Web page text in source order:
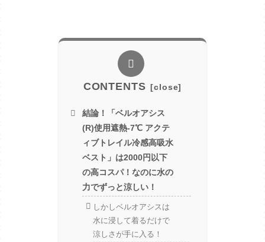
CONTENTS
結論！「ベルオアシス
(R)使用遮熱-7℃ アクテ
ィブトレイル冷感高吸水
ベスト」は2000円以下
の高コスパ！なのに水の
力でずっと涼しい！
しかしベルオアシスは
水に浸して着るだけで
涼しさが手に入る！